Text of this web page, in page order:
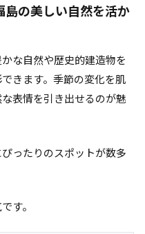
の美しい自然を活か
な自然や歴史的建造物を
きます。季節の変化を肌
表情を引き出せるのが魅
ったりのスポットが数多
す。